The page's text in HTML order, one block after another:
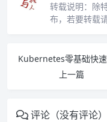
转载说明： 除
布，若要转载
上一篇
评论（没有评论）